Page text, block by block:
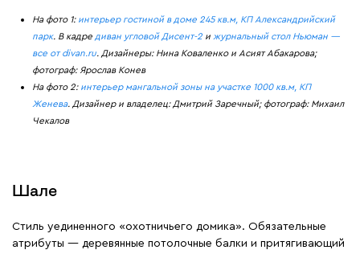
На фото 1: интерьер гостиной в доме 245 кв.м, КП Александрийский
парк. В кадре диван угловой Дисент-2 и журнальный стол Ньюман —
все от divan.ru. Дизайнеры: Нина Коваленко и Асият Абакарова;
фотограф: Ярослав Конев
На фото 2: интерьер мангальной зоны на участке 1000 кв.м, КП
Женева. Дизайнер и владелец: Дмитрий Заречный; фотограф: Михаил
Чекалов
Шале
Стиль уединенного «охотничьего домика». Обязательные
атрибуты — деревянные потолочные балки и притягивающий